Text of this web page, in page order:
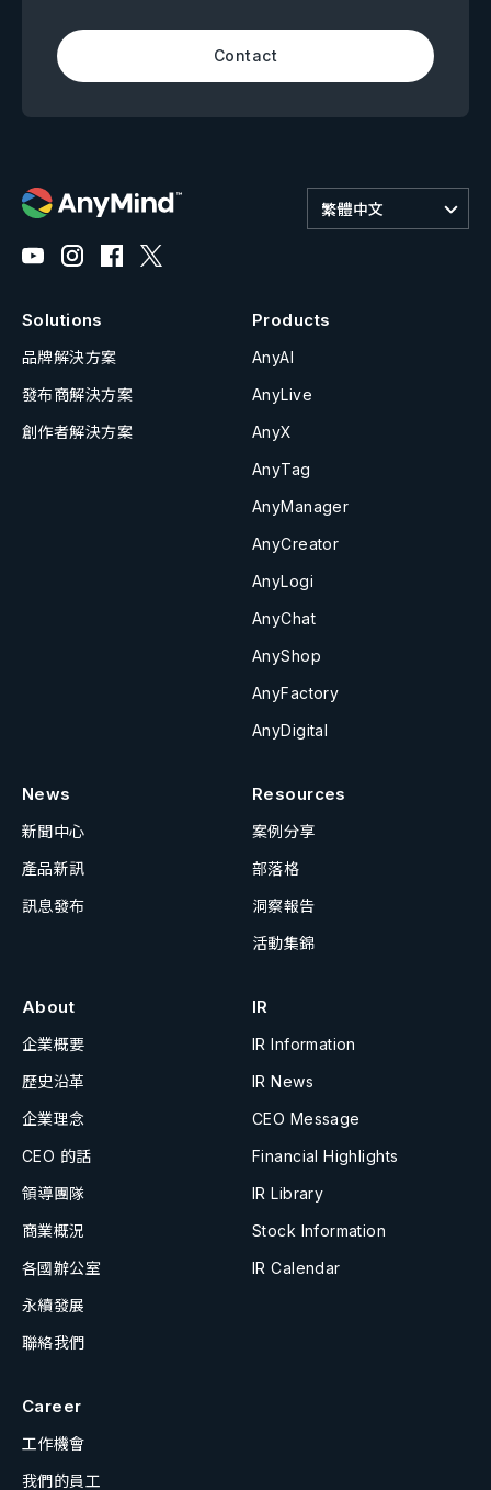
Contact
繁體中文
Solutions
品牌解決方案
發布商解決方案
創作者解決方案
Products
AnyAI
AnyLive
AnyX
AnyTag
AnyManager
AnyCreator
AnyLogi
AnyChat
AnyShop
AnyFactory
AnyDigital
News
新聞中心
產品新訊
訊息發布
Resources
案例分享
部落格
洞察報告
活動集錦
About
企業概要
歷史沿革
企業理念
CEO 的話
領導團隊
商業概況
各國辦公室
永續發展
聯絡我們
IR
IR Information
IR News
CEO Message
Financial Highlights
IR Library
Stock Information
IR Calendar
Career
工作機會
我們的員工